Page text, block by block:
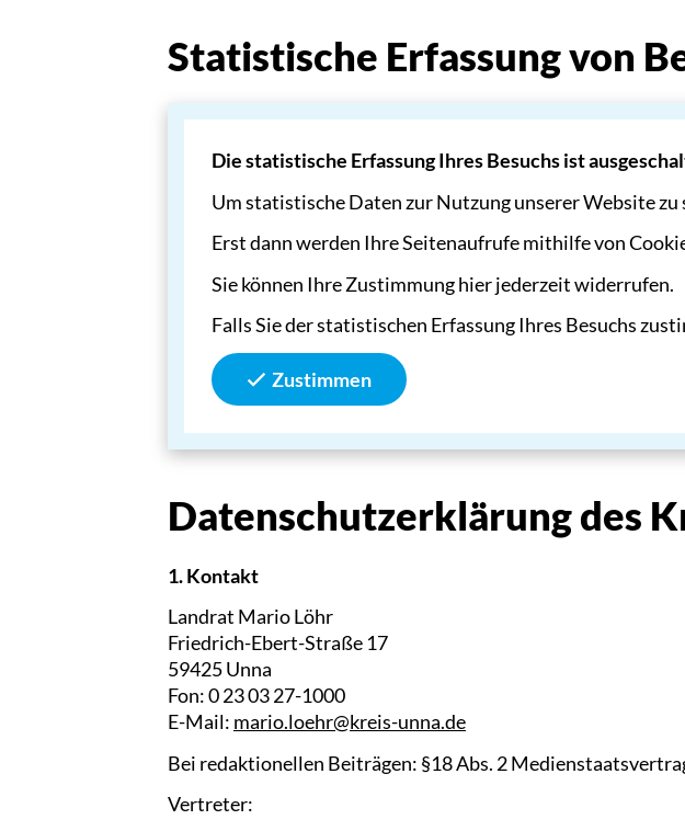
Statistische Erfassung von
Die statistische Erfassung Ihres Besuchs ist
Um statistische Daten zur Nutzung unserer Website
Erst dann werden Ihre Seitenaufrufe mithilfe von
Sie können Ihre Zustimmung hier jederzeit widerrufen.
Falls Sie der statistischen Erfassung Ihres Besuchs
Zustimmen
Datenschutzerklärung des
1. Kontakt
Landrat Mario Löhr
Friedrich-Ebert-Straße 17
59425 Unna
Fon: 0 23 03 27-1000
E-Mail: mario.loehr@kreis-unna.de
Bei redaktionellen Beiträgen: §18 Abs. 2
Vertreter: